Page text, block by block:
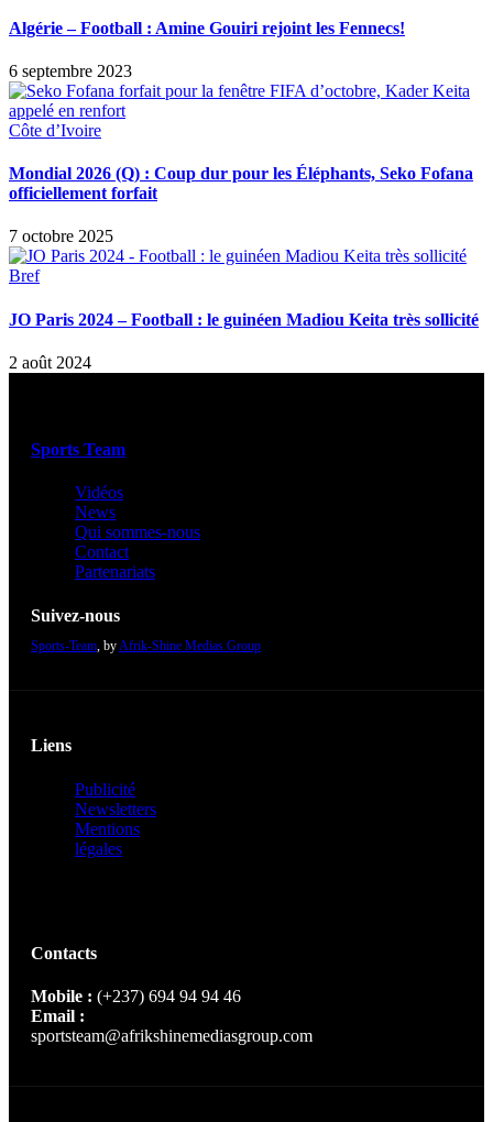
Algérie – Football : Amine Gouiri rejoint les Fennecs!
6 septembre 2023
Côte d’Ivoire
Mondial 2026 (Q) : Coup dur pour les Éléphants, Seko Fofana
officiellement forfait
7 octobre 2025
Bref
JO Paris 2024 – Football : le guinéen Madiou Keita très sollicité
2 août 2024
Sports Team
Vidéos
News
Qui sommes-nous
Contact
Partenariats
Suivez-nous
Sports-Team, byAfrik-Shine Medias Group
Liens
Publicité
Newsletters
Mentions
légales
Contacts
Mobile : (+237) 694 94 94 46
Email :
sportsteam@afrikshinemediasgroup.com